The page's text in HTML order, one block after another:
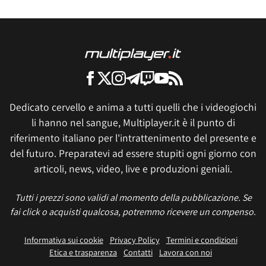
Dedicato cervello e anima a tutti quelli che i videogiochi
li hanno nel sangue, Multiplayer.it è il punto di
riferimento italiano per l'intrattenimento del presente e
del futuro. Preparatevi ad essere stupiti ogni giorno con
articoli, news, video, live e produzioni geniali.
Tutti i prezzi sono validi al momento della pubblicazione. Se
fai click o acquisti qualcosa, potremmo ricevere un compenso.
Informativa sui cookie Privacy Policy
Termini e condizioni
Etica e trasparenza Contatti
Lavora con noi